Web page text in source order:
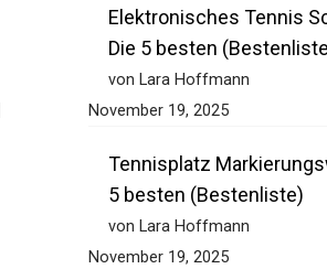
Elektronisches Tennis
Die 5 besten (Bestenliste)
von Lara Hoffmann
November 19, 2025
Tennisplatz
Die 5 besten (Bestenliste)
von Lara Hoffmann
November 19, 2025